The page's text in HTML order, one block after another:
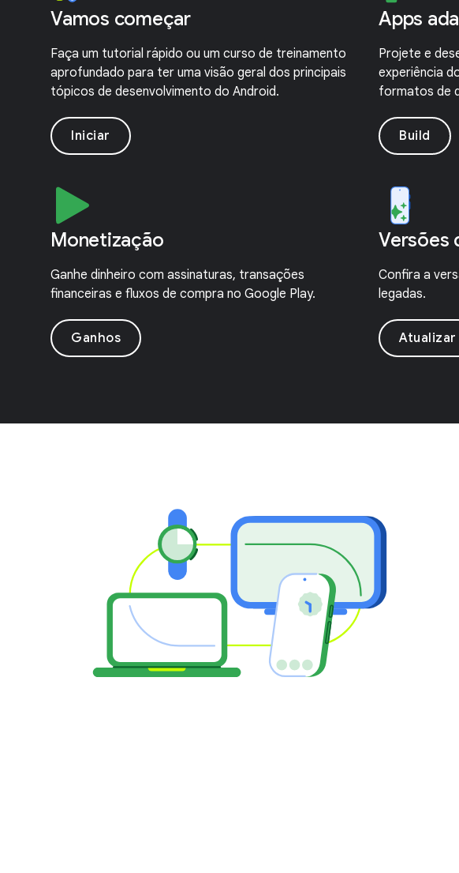
Vamos começar
Faça um tutorial rápido ou um curso de treinamento
aprofundado para ter uma visão geral dos principais
tópicos de desenvolvimento do Android.
Iniciar
Apps
Projete e
experiência
formatos de
Build
Monetização
Ganhe dinheiro com assinaturas, transações
financeiras e fluxos de compra no Google Play.
Ganhos
Versões
Confira a
legadas.
Atualizar